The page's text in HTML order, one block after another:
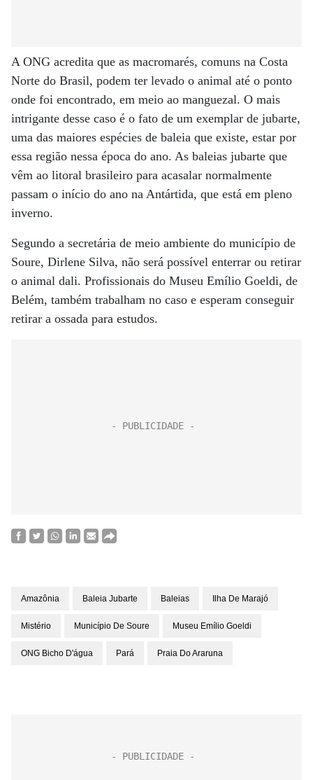
A ONG acredita que as macromarés, comuns na Costa
Norte do Brasil, podem ter levado o animal até o ponto
onde foi encontrado, em meio ao manguezal. O mais
intrigante desse caso é o fato de um exemplar de jubarte,
uma das maiores espécies de baleia que existe, estar por
essa região nessa época do ano. As baleias jubarte que
vêm ao litoral brasileiro para acasalar normalmente
passam o início do ano na Antártida, que está em pleno
inverno.
Segundo a secretária de meio ambiente do município de
Soure, Dirlene Silva, não será possível enterrar ou retirar
o animal dali. Profissionais do Museu Emílio Goeldi, de
Belém, também trabalham no caso e esperam conseguir
retirar a ossada para estudos.
Amazônia Baleia Jubarte Baleias Ilha De Marajó
Mistério Município De Soure Museu Emílio Goeldi
ONG Bicho D'água Pará Praia Do Araruna